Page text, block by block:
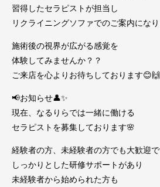
習得したセラピストが担当し
リクライニングソファでのご案内にな
施術後の視界が広がる感覚を
体験してみませんか？？
ご来店を心よりお待ちしております😊🙌
📢お知らせ👤✨
現在、なるりらでは一緒に働ける
セラピストを募集しております🌸
経験者の方、未経験者の方でも大歓迎
しっかりとした研修サポートがあり
未経験者から始められた方も